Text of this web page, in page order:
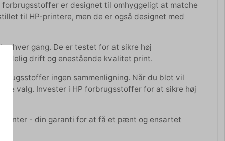
er designet til omhyggeligt at matche
til HP-printere, men de er også designet med
hver gang. De er testet for at sikre høj
drift og enestående kvalitet print.
ingen sammenligning. Når du blot vil
valg. Invester i HP forbrugsstoffer for at sikre høj
- din garanti for at få et pænt og ensartet